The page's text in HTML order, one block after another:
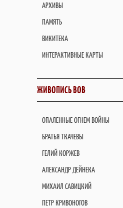
АРХИВЫ
ПАМЯТЬ
ВИКИТЕКА
ИНТЕРАКТИВНЫЕ КАРТЫ
ЖИВОПИСЬ ВОВ
ОПАЛЕННЫЕ ОГНЕМ ВОЙНЫ
БРАТЬЯ ТКАЧЕВЫ
ГЕЛИЙ КОРЖЕВ
АЛЕКСАНДР ДЕЙНЕКА
МИХАИЛ САВИЦКИЙ
ПЕТР КРИВОНОГОВ